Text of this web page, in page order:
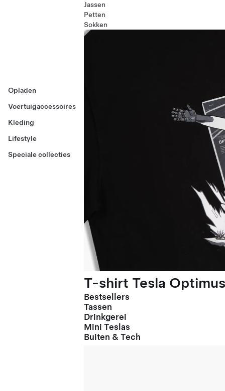
Opladen
Voertuigaccessoires
Kleding
Lifestyle
Speciale collecties
Jassen
Petten
Sokken
T-shirt Tesla
Bestsellers
Tassen
Drinkgerei
Mini Teslas
Buiten & Tech